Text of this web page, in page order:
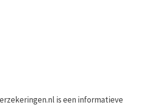
is een informatieve